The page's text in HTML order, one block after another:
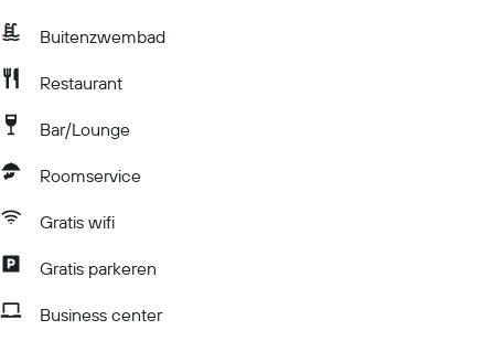
Buitenzwembad
Restaurant
Bar/Lounge
Roomservice
Gratis wifi
Gratis parkeren
Business center